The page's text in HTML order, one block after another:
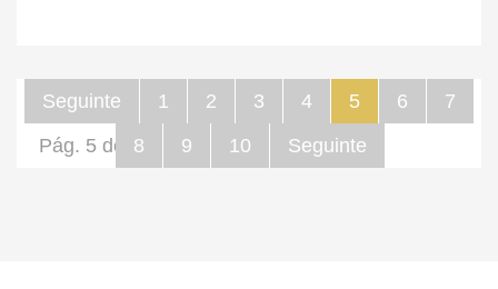
Seguinte 1 2 3 4 5 6
7
8
9 10 Seguinte
Pág. 5 de 66